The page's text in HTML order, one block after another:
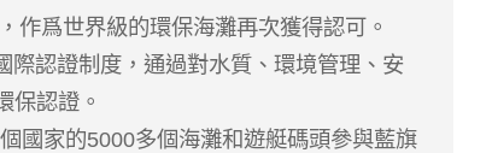
作爲世界級的環保海灘再次獲得認可。
認證制度，通過對水質、環境管理、安
保認證。
國家的5000多個海灘和遊艇碼頭參與藍旗